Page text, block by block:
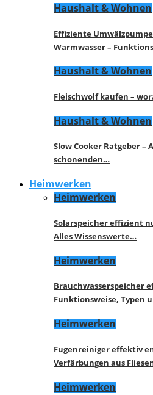
Haushalt & Wohnen
Effiziente
Warmwasser –
Haushalt & Wohnen
Fleischwolf kaufen –
Haushalt & Wohnen
Slow Cooker Ratgeber –
schonenden…
Heimwerken
Heimwerken
Solarspeicher effizient
Alles Wissenswerte…
Heimwerken
Brauchwasserspeicher
Funktionsweise, Typen
Heimwerken
Fugenreiniger effektiv
Verfärbungen aus
Heimwerken